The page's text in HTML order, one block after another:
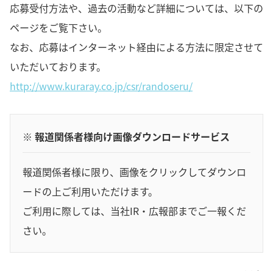
応募受付方法や、過去の活動など詳細については、以下の
ページをご覧下さい。
なお、応募はインターネット経由による方法に限定させて
いただいております。
http://www.kuraray.co.jp/csr/randoseru/
※ 報道関係者様向け画像ダウンロードサービス
報道関係者様に限り、画像をクリックしてダウンロ
ードの上ご利用いただけます。
ご利用に際しては、当社IR・広報部までご一報くだ
さい。